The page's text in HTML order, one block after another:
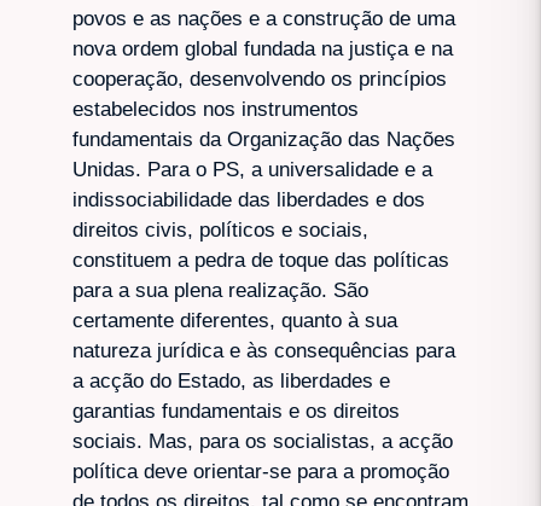
povos e as nações e a construção de uma
nova ordem global fundada na justiça e na
cooperação, desenvolvendo os princípios
estabelecidos nos instrumentos
fundamentais da Organização das Nações
Unidas. Para o PS, a universalidade e a
indissociabilidade das liberdades e dos
direitos civis, políticos e sociais,
constituem a pedra de toque das políticas
para a sua plena realização. São
certamente diferentes, quanto à sua
natureza jurídica e às consequências para
a acção do Estado, as liberdades e
garantias fundamentais e os direitos
sociais. Mas, para os socialistas, a acção
política deve orientar-se para a promoção